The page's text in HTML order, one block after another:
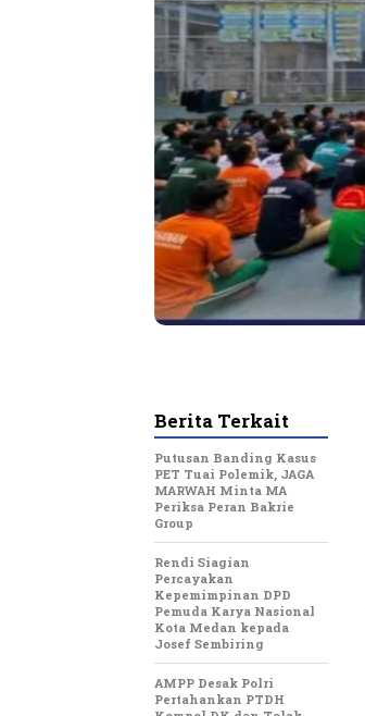
Berita Terkait
Putusan Banding Kasus
PET Tuai Polemik, JAGA
MARWAH Minta MA
Periksa Peran Bakrie
Group
Rendi Siagian
Percayakan
Kepemimpinan DPD
Pemuda Karya Nasional
Kota Medan kepada
Josef Sembiring
AMPP Desak Polri
Pertahankan PTDH